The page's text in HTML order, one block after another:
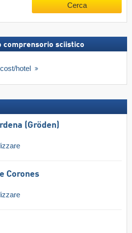
Cerca
comprensorio sciistico
hotel
(Gröden)
Corones